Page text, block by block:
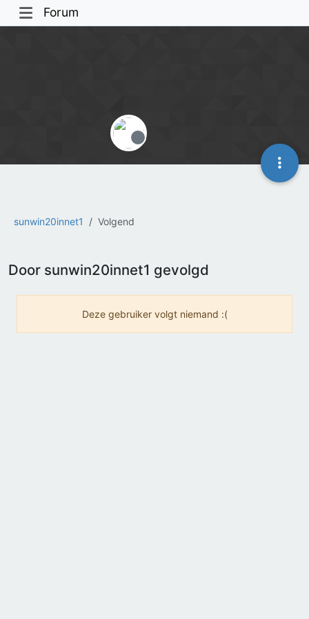
Forum
sunwin20innet1 Volgend
Offline
Door sunwin20innet1 gevolgd
Deze gebruiker volgt niemand :(